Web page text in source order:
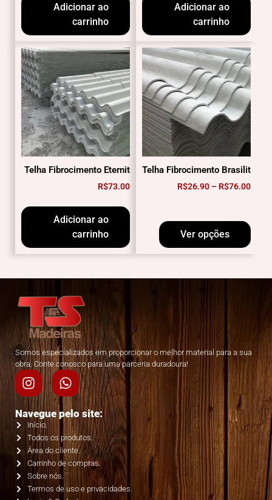
Adicionar ao
carrinho
Adicionar ao
carrinho
Telha Fibrocimento Eternit
R$73.00
Adicionar ao
carrinho
Telha Fibrocimento Brasilit
R$26.90 – R$76.00
Ver opções
Somos especializados em proporcionar o melhor material para a sua
obra. Conte conosco para uma parceria duradoura!
Navegue pelo site:
Início.
Todos os produtos.
Área do cliente.
Carrinho de compras.
Sobre nós.
Termos de uso e privacidades.